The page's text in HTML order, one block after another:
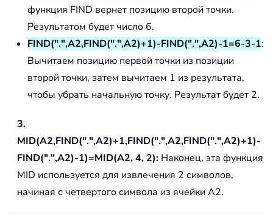
функция FIND вернет позицию второй точки.
Результатом будет число 6.
FIND(".",A2,FIND(".",A2)+1)-FIND(".",A2)-1=6-3-1:
Вычитаем позицию первой точки из позиции
второй точки, затем вычитаем 1 из результата,
чтобы убрать начальную точку. Результат будет 2.
3.
MID(A2,FIND(".",A2)+1,FIND(".",A2,FIND(".",A2)+1)-
FIND(".",A2)-1)=MID(A2, 4, 2): Наконец, эта функция
MID используется для извлечения 2 символов,
начиная с четвертого символа из ячейки A2.